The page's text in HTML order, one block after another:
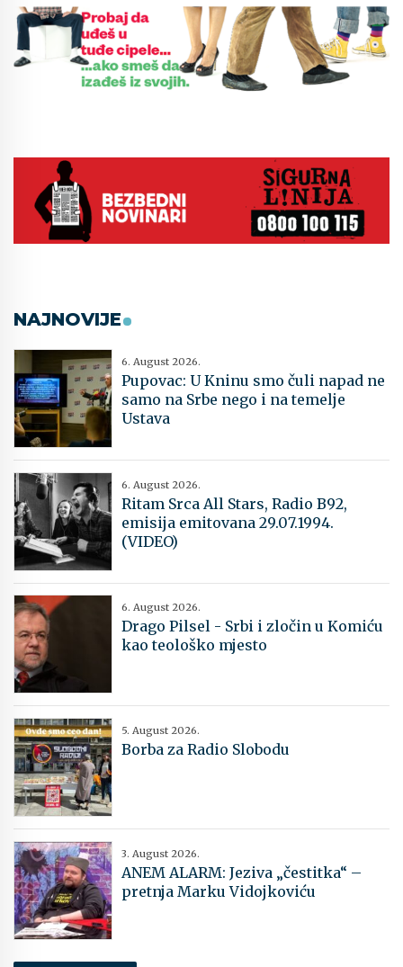
NAJNOVIJE
6. August 2026.
Pupovac: U Kninu smo čuli napad ne
samo na Srbe nego i na temelje
Ustava
6. August 2026.
Ritam Srca All Stars, Radio B92,
emisija emitovana 29.07.1994.
(VIDEO)
6. August 2026.
Drago Pilsel - Srbi i zločin u Komiću
kao teološko mjesto
5. August 2026.
Borba za Radio Slobodu
3. August 2026.
ANEM ALARM: Jeziva „čestitka“ –
pretnja Marku Vidojkoviću